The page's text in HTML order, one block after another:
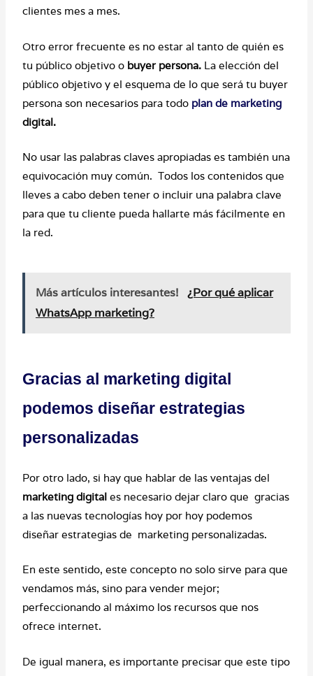
clientes mes a mes.
Otro error frecuente es no estar al tanto de quién es
tu público objetivo o buyer persona. La elección del
público objetivo y el esquema de lo que será tu buyer
persona son necesarios para todo plan de marketing
digital.
No usar las palabras claves apropiadas es también una
equivocación muy común. Todos los contenidos que
lleves a cabo deben tener o incluir una palabra clave
para que tu cliente pueda hallarte más fácilmente en
la red.
Más artículos interesantes!
¿Por qué aplicar
WhatsApp marketing?
Gracias al marketing digital
podemos diseñar estrategias
personalizadas
Por otro lado, si hay que hablar de las ventajas del
marketing digital es necesario dejar claro que gracias
a las nuevas tecnologías hoy por hoy podemos
diseñar estrategias de marketing personalizadas.
En este sentido, este concepto no solo sirve para que
vendamos más, sino para vender mejor;
perfeccionando al máximo los recursos que nos
ofrece internet.
De igual manera, es importante precisar que este tipo